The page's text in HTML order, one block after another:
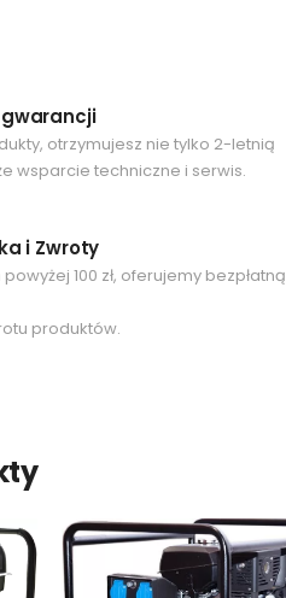
otrzymujesz nie tylko 2-letnią
wsparcie techniczne i serwis.
i Zwroty
100 zł, oferujemy bezpłatną
produktów.